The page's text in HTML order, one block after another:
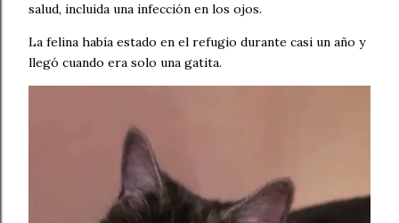
salud, incluida una infección en los ojos.
La felina había estado en el refugio durante casi un año y
llegó cuando era solo una gatita.